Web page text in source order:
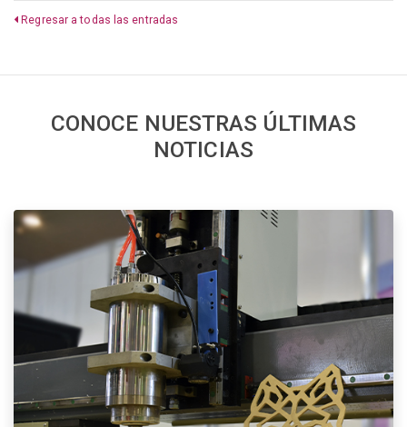
Regresar a todas las entradas
CONOCE NUESTRAS ÚLTIMAS
NOTICIAS